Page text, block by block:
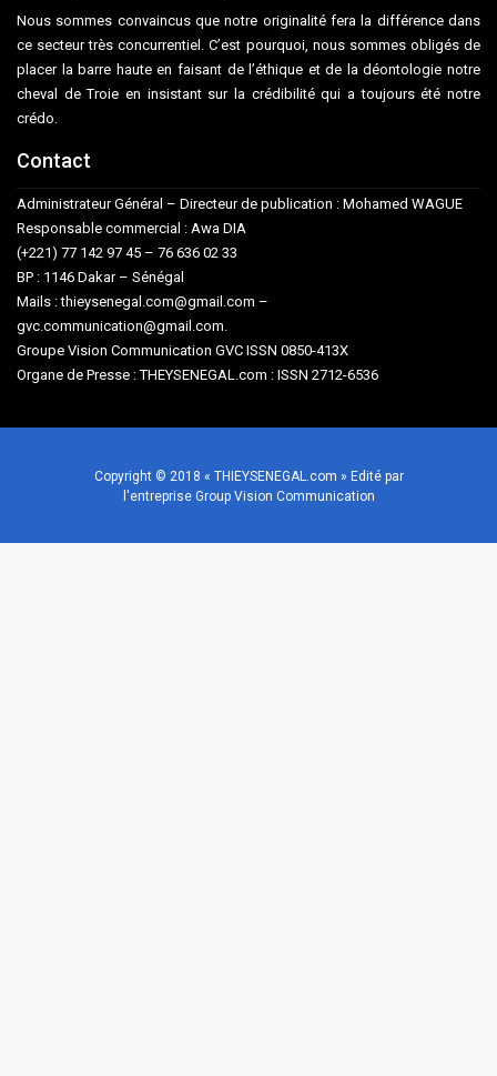
Nous sommes convaincus que notre originalité fera la différence dans
ce secteur très concurrentiel. C’est pourquoi, nous sommes obligés de
placer la barre haute en faisant de l’éthique et de la déontologie notre
cheval de Troie en insistant sur la crédibilité qui a toujours été notre
crédo.
Contact
Administrateur Général – Directeur de publication : Mohamed WAGUE
Responsable commercial : Awa DIA
(+221) 77 142 97 45 – 76 636 02 33
BP : 1146 Dakar – Sénégal
Mails : thieysenegal.com@gmail.com –
gvc.communication@gmail.com.
Groupe Vision Communication GVC ISSN 0850-413X
Organe de Presse : THEYSENEGAL.com : ISSN 2712-6536
Copyright © 2018 « THIEYSENEGAL.com » Edité par
l'entreprise Group Vision Communication